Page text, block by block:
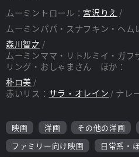
ムーミントロール： 宮沢りえ
ムーミンパパ・スナフキン・ヘム
森川智之
ムーミンママ・リトルミイ・ガ
リング・おしゃまさん ほか：
朴ロ美
赤いリス： サラ・オレイン ナレ
映画 洋画 その他の洋画
ファミリー向け映画
日常系・